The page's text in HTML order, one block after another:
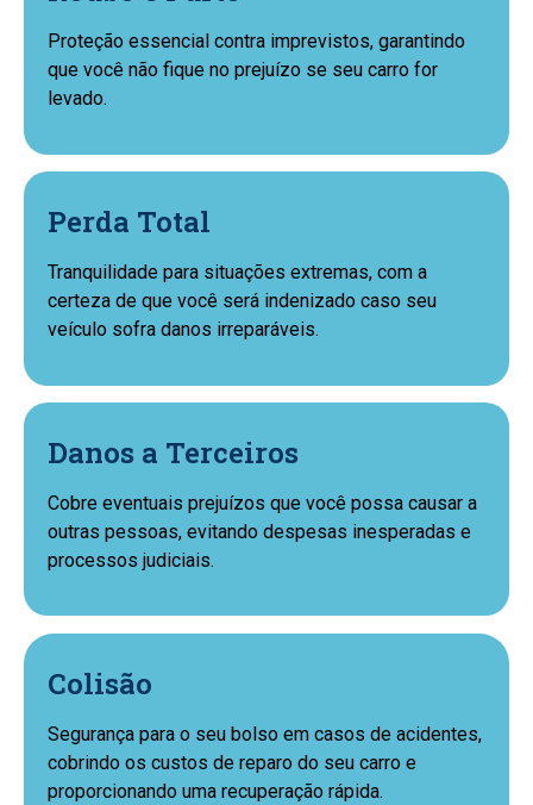
Proteção essencial contra imprevistos, garantindo
que você não fique no prejuízo se seu carro for
levado.
Perda Total
Tranquilidade para situações extremas, com a
certeza de que você será indenizado caso seu
veículo sofra danos irreparáveis.
Danos a Terceiros
Cobre eventuais prejuízos que você possa causar a
outras pessoas, evitando despesas inesperadas e
processos judiciais.
Colisão
Segurança para o seu bolso em casos de acidentes,
cobrindo os custos de reparo do seu carro e
proporcionando uma recuperação rápida.